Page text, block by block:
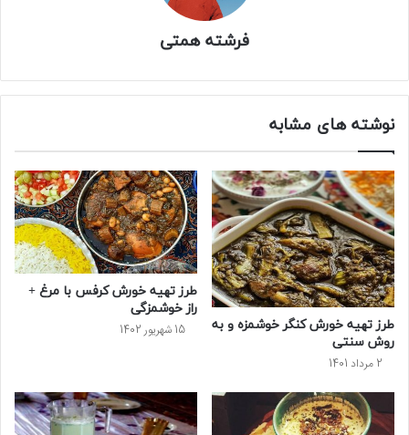
فرشته همتی
نوشته های مشابه
طرز تهیه خورش کنگر خوشمزه و به
روش سنتی
2 مرداد 1401
طرز تهیه خورش کرفس با مرغ +
راز خوشمزگی
15 شهریور 1402